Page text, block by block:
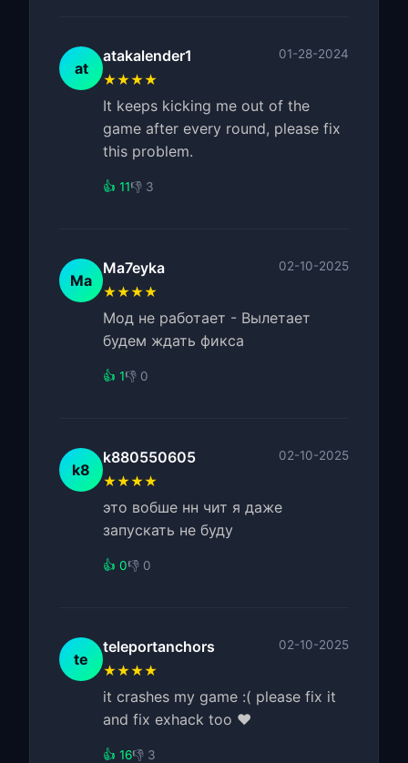
at
atakalender1 01-28-2024
★★★★
It keeps kicking me out of the
game after every round, please fix
this problem.
👍 11👎 3
Ma
Ma7eyka 02-10-2025
★★★★
Мод не работает - Вылетает
будем ждать фикса
👍 1👎 0
k8
k880550605 02-10-2025
★★★★
это вобше нн чит я даже
запускать не буду
👍 0👎 0
te
teleportanchors 02-10-2025
★★★★
it crashes my game :( please fix it
and fix exhack too ♥
👍 16👎 3